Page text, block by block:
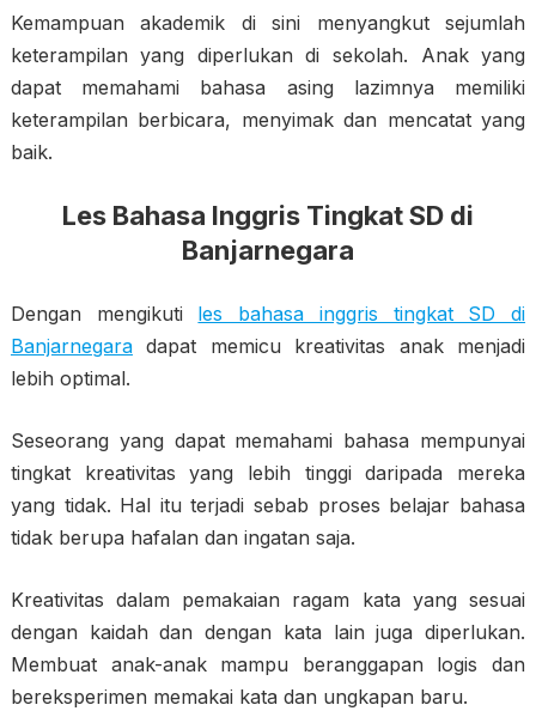
Kemampuan akademik di sini menyangkut sejumlah
keterampilan yang diperlukan di sekolah. Anak yang
dapat memahami bahasa asing lazimnya memiliki
keterampilan berbicara, menyimak dan mencatat yang
baik.
Les Bahasa Inggris Tingkat SD di
Banjarnegara
Dengan mengikuti les bahasa inggris tingkat SD di
Banjarnegaradapat memicu kreativitas anak menjadi
lebih optimal.
Seseorang yang dapat memahami bahasa mempunyai
tingkat kreativitas yang lebih tinggi daripada mereka
yang tidak. Hal itu terjadi sebab proses belajar bahasa
tidak berupa hafalan dan ingatan saja.
Kreativitas dalam pemakaian ragam kata yang sesuai
dengan kaidah dan dengan kata lain juga diperlukan.
Membuat anak-anak mampu beranggapan logis dan
bereksperimen memakai kata dan ungkapan baru.